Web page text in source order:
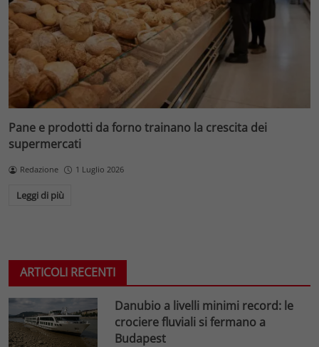
Pane e prodotti da forno trainano la crescita dei
supermercati
Redazione 1 Luglio 2026
Leggi di più
ARTICOLI RECENTI
Danubio a livelli minimi record: le
crociere fluviali si fermano a
Budapest